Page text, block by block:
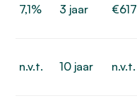
7,1% 3 jaar €617
n.v.t. 10 jaar n.v.t.